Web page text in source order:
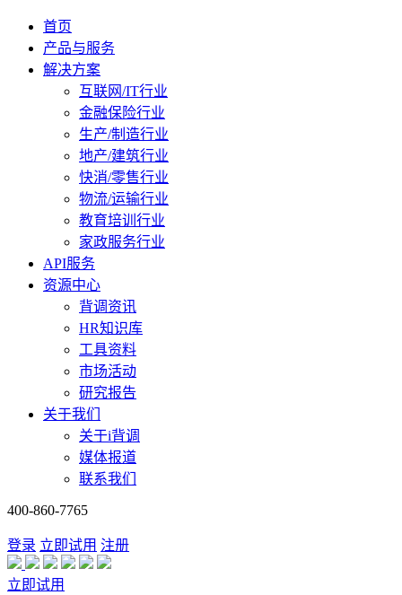
首页
产品与服务
解决方案
互联网/IT行业
金融保险行业
生产/制造行业
地产/建筑行业
快消/零售行业
物流/运输行业
教育培训行业
家政服务行业
API服务
资源中心
背调资讯
HR知识库
工具资料
市场活动
研究报告
关于我们
关于i背调
媒体报道
联系我们
400-860-7765
登录 立即试用 注册
立即试用